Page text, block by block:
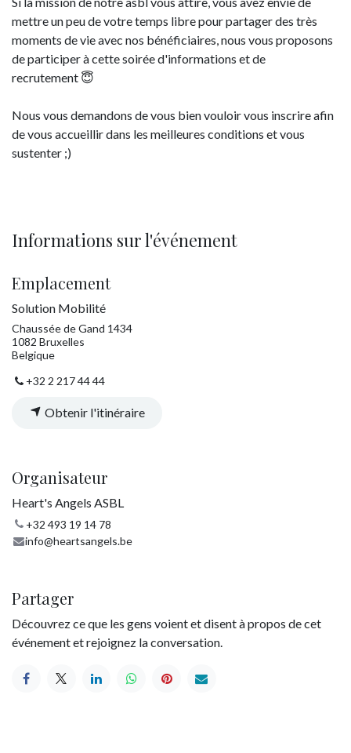
mettre un peu de votre temps libre pour partager des très
moments de vie avec nos bénéficiaires, nous vous proposons
de participer à cette soirée d'informations et de
recrutement 😇
Nous vous demandons de vous bien vouloir vous inscrire afin
de vous accueillir dans les meilleures conditions et vous
sustenter ;)
Informations sur l'événement
Emplacement
Solution Mobilité
Chaussée de Gand 1434
1082 Bruxelles
Belgique
+32 2 217 44 44
Obtenir l'itinéraire
Organisateur
Heart's Angels ASBL
+32 493 19 14 78
info@heartsangels.be
Partager
Découvrez ce que les gens voient et disent à propos de cet
événement et rejoignez la conversation.